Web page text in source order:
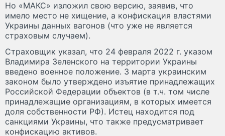
Но «МАКС» изложил свою версию, заявив, что
имело место не хищение, а конфискация властями
Украины данных вагонов (что уже не является
страховым случаем).
Страховщик указал, что 24 февраля 2022 г. указом
Владимира Зеленского на территории Украины
введено военное положение. 3 марта украинским
законом было утверждено изъятие принадлежащих
Российской Федерации объектов (в т.ч. том числе
принадлежащие организациям, в которых имеется
доля собственности РФ). Истец находится под
санкциями Украины, что также предусматривает
конфискацию активов.